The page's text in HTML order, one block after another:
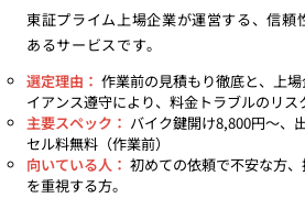
東証プライム上場企業が運営する、信頼
あるサービスです。
選定理由： 作業前の見積もり徹底と、上
イアンス遵守により、料金トラブルのリス
主要スペック： バイク鍵開け8,800円〜、
セル料無料（作業前）
向いている人： 初めての依頼で不安な方
を重視する方。